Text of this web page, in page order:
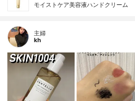
モイストケア美容液ハンドクリーム
主婦
kh